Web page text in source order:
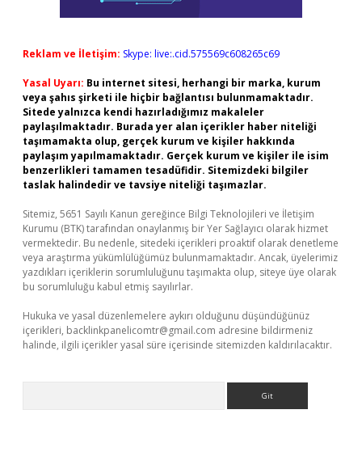
Reklam ve İletişim: Skype: live:.cid.575569c608265c69
Yasal Uyarı: Bu internet sitesi, herhangi bir marka, kurum
veya şahıs şirketi ile hiçbir bağlantısı bulunmamaktadır.
Sitede yalnızca kendi hazırladığımız makaleler
paylaşılmaktadır. Burada yer alan içerikler haber niteliği
taşımamakta olup, gerçek kurum ve kişiler hakkında
paylaşım yapılmamaktadır. Gerçek kurum ve kişiler ile isim
benzerlikleri tamamen tesadüfidir. Sitemizdeki bilgiler
taslak halindedir ve tavsiye niteliği taşımazlar.
Sitemiz, 5651 Sayılı Kanun gereğince Bilgi Teknolojileri ve İletişim
Kurumu (BTK) tarafından onaylanmış bir Yer Sağlayıcı olarak hizmet
vermektedir. Bu nedenle, sitedeki içerikleri proaktif olarak denetleme
veya araştırma yükümlülüğümüz bulunmamaktadır. Ancak, üyelerimiz
yazdıkları içeriklerin sorumluluğunu taşımakta olup, siteye üye olarak
bu sorumluluğu kabul etmiş sayılırlar.
Hukuka ve yasal düzenlemelere aykırı olduğunu düşündüğünüz
içerikleri, backlinkpanelicomtr@gmail.com adresine bildirmeniz
halinde, ilgili içerikler yasal süre içerisinde sitemizden kaldırılacaktır.